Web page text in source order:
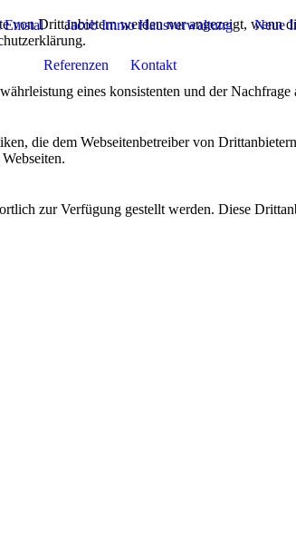
Emstal Jacob Immo Hausverwaltung Neue
Referenzen Kontakt
von Drittanbietern werden nur angezeigt, wenn
eines konsistenten und der Nachfrage
die dem Webseitenbetreiber von
zur Verfügung gestellt werden. Diese